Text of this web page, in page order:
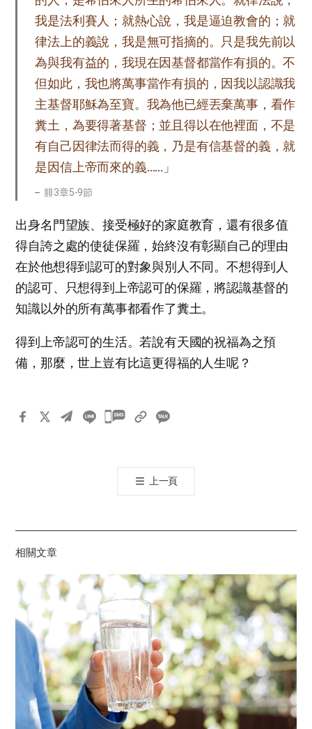
我是法利賽人；就熱心說，我是逼迫教會的；就
律法上的義說，我是無可指摘的。只是我先前以
為與我有益的，我現在因基督都當作有損的。不
但如此，我也將萬事當作有損的，因我以認識我
主基督耶穌為至寶。我為他已經丟棄萬事，看作
糞土，為要得著基督；並且得以在他裡面，不是
有自己因律法而得的義，乃是有信基督的義，就
是因信上帝而來的義……」
腓3章5-9節
出身名門望族、接受極好的家庭教育，還有很多值
得自誇之處的使徒保羅，始終沒有彰顯自己的理由
在於他想得到認可的對象與別人不同。不想得到人
的認可、只想得到上帝認可的保羅，將認識基督的
知識以外的所有萬事都看作了糞土。
得到上帝認可的生活。若說有天國的祝福為之預
備，那麼，世上豈有比這更得福的人生呢？
카
톡
공
기
上一頁
相關文章